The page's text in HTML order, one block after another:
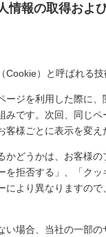
情報の取得およ
）と呼ばれる技
ージを利用した際に
みです。次回、同じ
様ごとに表示を変え
かどうかは、お客様
を拒否する」、「ク
により異なりますの
い場合、当社の一部